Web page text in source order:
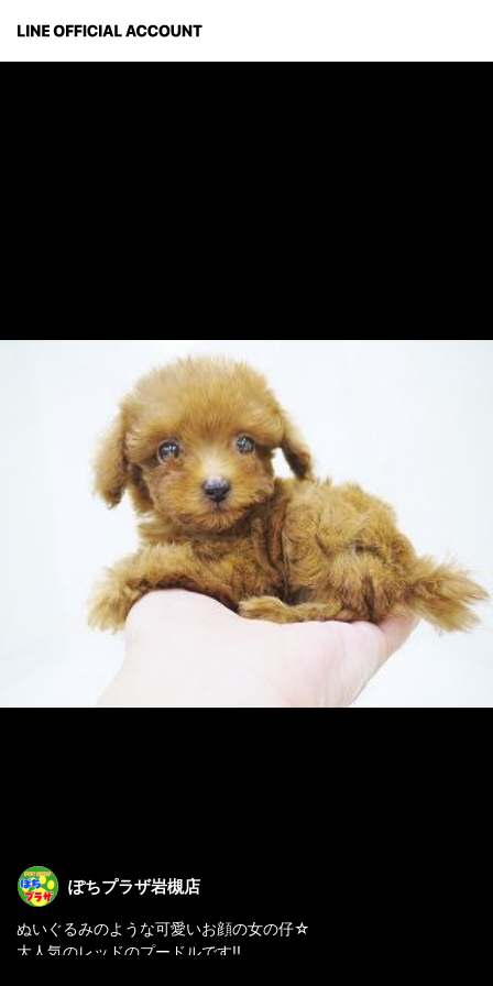
ぽちプラザ岩槻店
ぬいぐるみのような可愛いお顔の女の仔☆
大人気のレッドのプードルです!!